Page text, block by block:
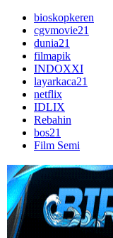
bioskopkeren
cgvmovie21
dunia21
filmapik
INDOXXI
layarkaca21
netflix
IDLIX
Rebahin
bos21
Film Semi